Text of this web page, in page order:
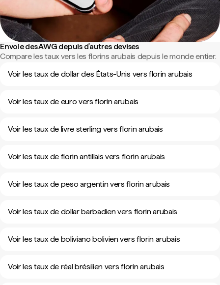
Envoie des AWG depuis d'autres devises
Compare les taux vers les florins arubais depuis le monde entier.
Voir les taux de dollar des États-Unis vers florin arubais
Voir les taux de euro vers florin arubais
Voir les taux de livre sterling vers florin arubais
Voir les taux de florin antillais vers florin arubais
Voir les taux de peso argentin vers florin arubais
Voir les taux de dollar barbadien vers florin arubais
Voir les taux de boliviano bolivien vers florin arubais
Voir les taux de réal brésilien vers florin arubais